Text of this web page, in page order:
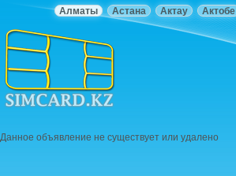
Актобе
Актау
Астана
Алматы
Данное объявление не существует или удалено